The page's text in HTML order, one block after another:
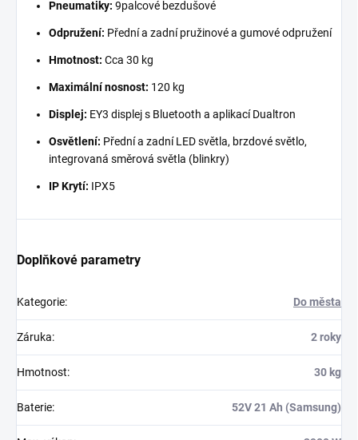
Pneumatiky: 9palcové bezdušové
Odpružení: Přední a zadní pružinové a gumové odpružení
Hmotnost: Cca 30 kg
Maximální nosnost: 120 kg
Displej: EY3 displej s Bluetooth a aplikací Dualtron
Osvětlení: Přední a zadní LED světla, brzdové světlo,
integrovaná směrová světla (blinkry)
IP Krytí: IPX5
Doplňkové parametry
Kategorie: Do města
Záruka: 2 roky
Hmotnost: 30 kg
Baterie: 52V 21 Ah (Samsung)